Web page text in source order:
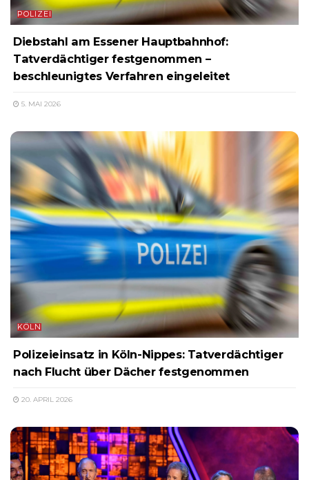
POLIZEI
Diebstahl am Essener Hauptbahnhof:
Tatverdächtiger festgenommen –
beschleunigtes Verfahren eingeleitet
5. MAI 2026
KÖLN
Polizeieinsatz in Köln-Nippes: Tatverdächtiger
nach Flucht über Dächer festgenommen
20. APRIL 2026